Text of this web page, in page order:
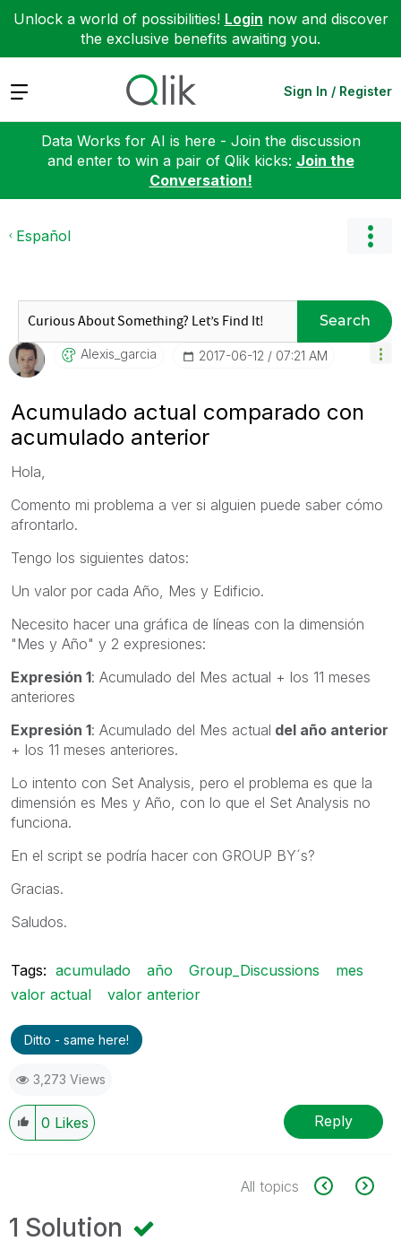
Unlock a world of possibilities! Login now and discover
the exclusive benefits awaiting you.
Expand Sign In / Register
Data Works for AI is here - Join the discussion
and enter to win a pair of Qlik kicks: Join the
Conversation!
Español
Search
Alexis_garcia ‎2017-06-12 07:21 AM
Acumulado actual comparado con
acumulado anterior
Hola,
Comento mi problema a ver si alguien puede saber cómo
afrontarlo.
Tengo los siguientes datos:
Un valor por cada Año, Mes y Edificio.
Necesito hacer una gráfica de líneas con la dimensión
"Mes y Año" y 2 expresiones:
Expresión 1: Acumulado del Mes actual + los 11 meses
anteriores
Expresión 1: Acumulado del Mes actual del año anterior
+ los 11 meses anteriores.
Lo intento con Set Analysis, pero el problema es que la
dimensión es Mes y Año, con lo que el Set Analysis no
funciona.
En el script se podría hacer con GROUP BY´s?
Gracias.
Saludos.
Tags: acumulado año Group_Discussions
mes
valor actual
valor anterior
Ditto - same here!
3,273 Views
0 Likes Reply
All topics
1 Solution